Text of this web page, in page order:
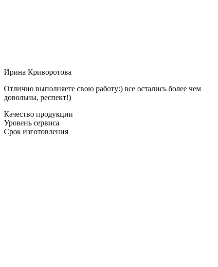
Ирина Криворотова
Отлично выполняете свою работу:) все остались более чем
довольны, респект!)
Качество продукции
Уровень сервиса
Срок изготовления